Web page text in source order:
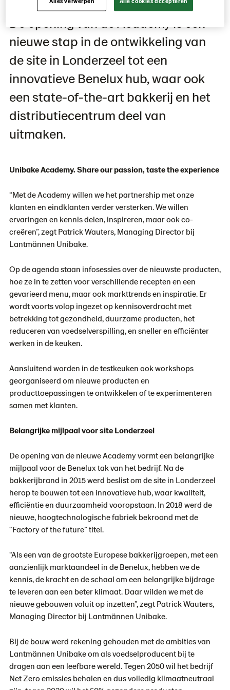
inspiratiesessies en productdemo’s.
nieuwe stap in de ontwikkeling van
de site in Londerzeel tot een
innovatieve Benelux hub, waar ook
een state-of-the-art bakkerij en het
distributiecentrum deel van
uitmaken.
Unibake Academy. Share our passion, taste the experience
“Met de Academy willen we het partnership met onze
klanten en eindklanten verder versterken. We willen
ervaringen en kennis delen, inspireren, maar ook co-
creëren”, zegt Patrick Wauters, Managing Director bij
Lantmännen Unibake.
Op de agenda staan infosessies over de nieuwste producten,
hoe ze in te zetten voor verschillende recepten en een
gevarieerd menu, maar ook markttrends en inspiratie. Er
wordt voorts volop ingezet op kennisoverdracht met
betrekking tot gezondheid, duurzame producten, het
reduceren van voedselverspilling, en sneller en efficiënter
werken in de keuken.
Aansluitend worden in de testkeuken ook workshops
georganiseerd om nieuwe producten en
producttoepassingen te ontwikkelen of te experimenteren
samen met klanten.
Belangrijke mijlpaal voor site Londerzeel
De opening van de nieuwe Academy vormt een belangrijke
mijlpaal voor de Benelux tak van het bedrijf. Na de
bakkerijbrand in 2015 werd beslist om de site in Londerzeel
herop te bouwen tot een innovatieve hub, waar kwaliteit,
efficiëntie en duurzaamheid vooropstaan. In 2018 werd de
nieuwe, hoogtechnologische fabriek bekroond met de
“Factory of the future” titel.
“Als een van de grootste Europese bakkerijgroepen, met een
aanzienlijk marktaandeel in de Benelux, hebben we de
kennis, de kracht en de schaal om een belangrijke bijdrage
te leveren aan een beter klimaat. Daar wilden we met de
nieuwe gebouwen voluit op inzetten”, zegt Patrick Wauters,
Managing Director bij Lantmännen Unibake.
Bij de bouw werd rekening gehouden met de ambities van
Lantmännen Unibake om als voedselproducent bij te
dragen aan een leefbare wereld. Tegen 2050 wil het bedrijf
Net Zero emissies behalen en dus volledig klimaatneutraal